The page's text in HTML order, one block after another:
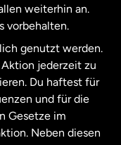
weiterhin an.
vorbehalten.
genutzt werden.
jederzeit zu
Du haftest für
und für die
Gesetze im
Neben diesen